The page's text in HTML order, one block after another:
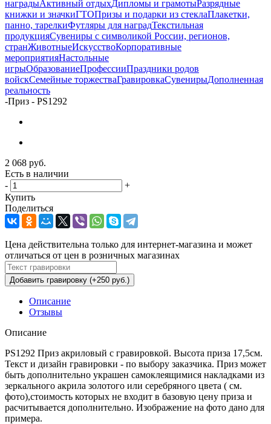
наградыАктивный отдыхДипломы и грамотыРазрядные
книжки и значкиГТОПризы и подарки из стеклаПлакетки,
панно, тарелкиФутляры для наградТекстильная
продукцияСувениры с символикой России, регионов,
странЖивотныеИскусствоКорпоративные
мероприятияНастольные
игрыОбразованиеПрофессииПраздники родов
войскСемейные торжестваГравировкаСувенирыДополненная
реальность
-Приз - PS1292
2 068 руб.
Есть в наличии
-
+
Купить
Поделиться
Цена действительна только для интернет-магазина и может
отличаться от цен в розничных магазинах
Добавить гравировку (+250 руб.)
Описание
Отзывы
Описание
PS1292 Приз акриловый с гравировкой. Высота приза 17,5см.
Текст и дизайн гравировки - по выбору заказчика. Приз может
быть дополнительно украшен самоклеящимися накладками из
зеркального акрила золотого или серебряного цвета ( см.
фото),стоимость которых не входит в базовую цену приза и
расчитывается дополнительно. Изображение на фото дано для
примера.